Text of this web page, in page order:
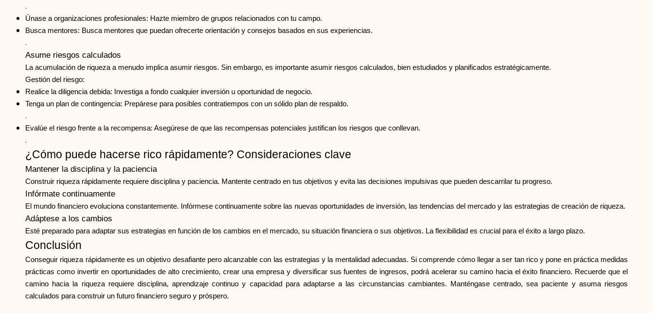
.
Únase a organizaciones profesionales: Hazte miembro de grupos relacionados con tu campo.
Busca mentores: Busca mentores que puedan ofrecerte orientación y consejos basados en sus experiencias.
.
Asume riesgos calculados
La acumulación de riqueza a menudo implica asumir riesgos. Sin embargo, es importante asumir riesgos calculados, bien estudiados y planificados estratégicamente.
Gestión del riesgo:
Realice la diligencia debida: Investiga a fondo cualquier inversión u oportunidad de negocio.
Tenga un plan de contingencia: Prepárese para posibles contratiempos con un sólido plan de respaldo.
.
Evalúe el riesgo frente a la recompensa: Asegúrese de que las recompensas potenciales justifican los riesgos que conllevan.
.
¿Cómo puede hacerse rico rápidamente? Consideraciones clave
Mantener la disciplina y la paciencia
Construir riqueza rápidamente requiere disciplina y paciencia. Mantente centrado en tus objetivos y evita las decisiones impulsivas que pueden descarrilar tu progreso.
Infórmate continuamente
El mundo financiero evoluciona constantemente. Infórmese continuamente sobre las nuevas oportunidades de inversión, las tendencias del mercado y las estrategias de creación de riqueza.
Adáptese a los cambios
Esté preparado para adaptar sus estrategias en función de los cambios en el mercado, su situación financiera o sus objetivos. La flexibilidad es crucial para el éxito a largo plazo.
Conclusión
Conseguir riqueza rápidamente es un objetivo desafiante pero alcanzable con las estrategias y la mentalidad adecuadas. Si comprende cómo llegar a ser tan rico y pone en práctica medidas
prácticas como invertir en oportunidades de alto crecimiento, crear una empresa y diversificar sus fuentes de ingresos, podrá acelerar su camino hacia el éxito financiero. Recuerde que el
camino hacia la riqueza requiere disciplina, aprendizaje continuo y capacidad para adaptarse a las circunstancias cambiantes. Manténgase centrado, sea paciente y asuma riesgos
calculados para construir un futuro financiero seguro y próspero.